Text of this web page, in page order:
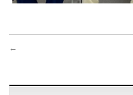
←